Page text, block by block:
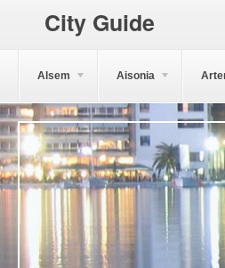
City Guide
Alsem Aisonia